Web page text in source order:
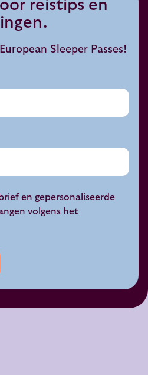
reistips en
Sleeper Passes!
en gepersonaliseerde
volgens het